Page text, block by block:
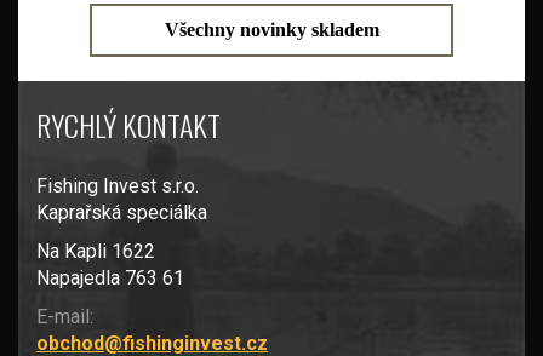
Všechny novinky skladem
RYCHLÝ KONTAKT
Fishing Invest s.r.o.
Kaprařská speciálka
Na Kapli 1622
Napajedla 763 61
E-mail:
obchod@fishinginvest.cz